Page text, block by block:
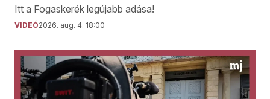
Itt a Fogaskerék legújabb adása!
VIDEÓ2026. aug. 4. 18:00